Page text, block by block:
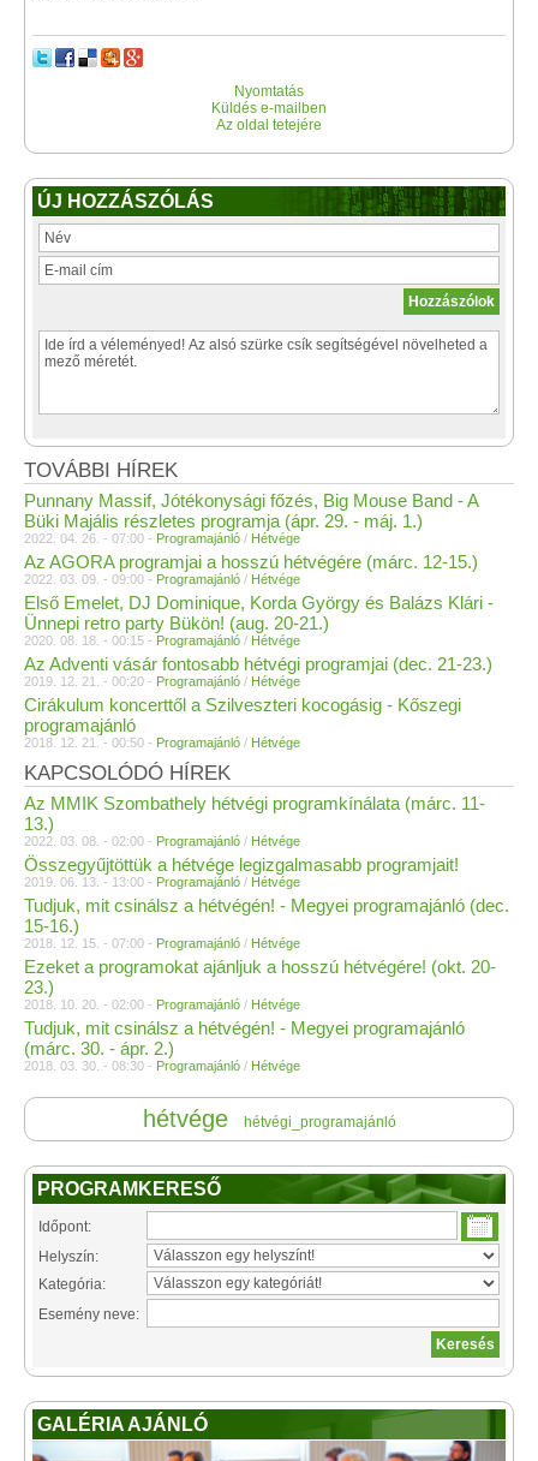
Nyomtatás
Küldés e-mailben
Az oldal tetejére
ÚJ HOZZÁSZÓLÁS
TOVÁBBI HÍREK
Punnany Massif, Jótékonysági főzés, Big Mouse Band - A
Büki Majális részletes programja (ápr. 29. - máj. 1.)
2022. 04. 26. - 07:00 - Programajánló / Hétvége
Az AGORA programjai a hosszú hétvégére (márc. 12-15.)
2022. 03. 09. - 09:00 - Programajánló / Hétvége
Első Emelet, DJ Dominique, Korda György és Balázs Klári -
Ünnepi retro party Bükön! (aug. 20-21.)
2020. 08. 18. - 00:15 - Programajánló / Hétvége
Az Adventi vásár fontosabb hétvégi programjai (dec. 21-23.)
2019. 12. 21. - 00:20 - Programajánló / Hétvége
Cirákulum koncerttől a Szilveszteri kocogásig - Kőszegi
programajánló
2018. 12. 21. - 00:50 - Programajánló / Hétvége
KAPCSOLÓDÓ HÍREK
Az MMIK Szombathely hétvégi programkínálata (márc. 11-
13.)
2022. 03. 08. - 02:00 - Programajánló / Hétvége
Összegyűjtöttük a hétvége legizgalmasabb programjait!
2019. 06. 13. - 13:00 - Programajánló / Hétvége
Tudjuk, mit csinálsz a hétvégén! - Megyei programajánló (dec.
15-16.)
2018. 12. 15. - 07:00 - Programajánló / Hétvége
Ezeket a programokat ajánljuk a hosszú hétvégére! (okt. 20-
23.)
2018. 10. 20. - 02:00 - Programajánló / Hétvége
Tudjuk, mit csinálsz a hétvégén! - Megyei programajánló
(márc. 30. - ápr. 2.)
2018. 03. 30. - 08:30 - Programajánló / Hétvége
hétvége hétvégi_programajánló
PROGRAMKERESŐ
Időpont:
Helyszín:
Kategória:
Esemény neve:
GALÉRIA AJÁNLÓ